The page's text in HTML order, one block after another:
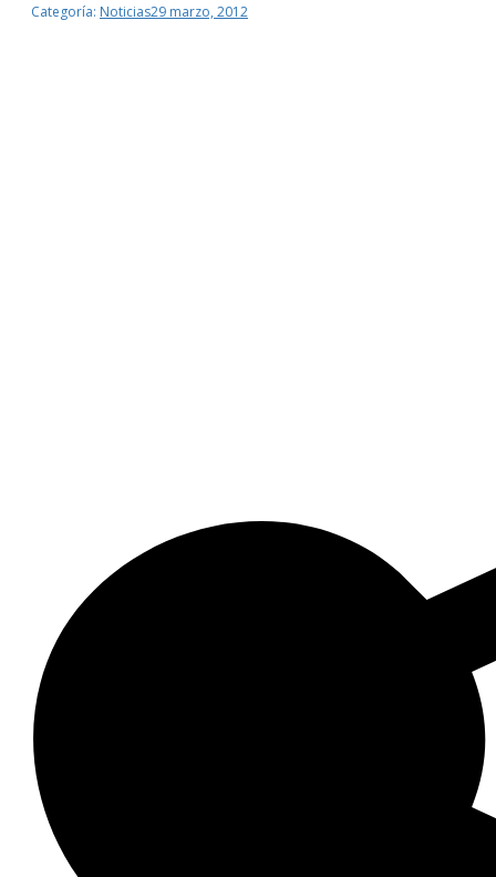
Categoría: Noticias29 marzo, 2012